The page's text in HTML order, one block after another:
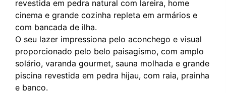
revestida em pedra natural com lareira, home
cinema e grande cozinha repleta em armários e
com bancada de ilha.
O seu lazer impressiona pelo aconchego e visual
proporcionado pelo belo paisagismo, com amplo
solário, varanda gourmet, sauna molhada e grande
piscina revestida em pedra hijau, com raia, prainha
e banco.